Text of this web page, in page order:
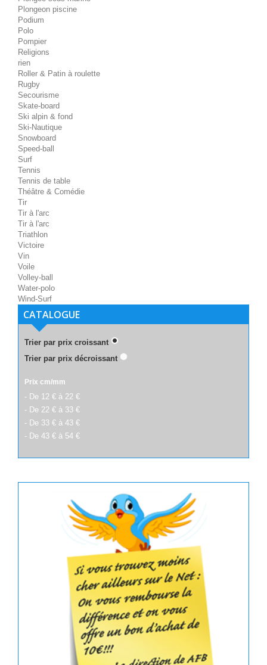
Plongeon piscine
Podium
Polo
Pompier
Religions
rien
Roller & Patin à roulette
Rugby
Secourisme
Skate-board
Ski alpin & fond
Ski-Nautique
Snowboard
Speed-ball
Surf
Tennis
Tennis de table
Théâtre & Comédie
Tir
Tir à l'arc
Tir à l'arc
Triathlon
Victoire
Vin
Voile
Volley-ball
Water-polo
Wind-Surf
CATALOGUE
Trier par prix croissant
Trier par prix décroissant
Prix cm/mm
- De 12 € à 22 €
- De 22 € à 33 €
- De 33 € à 43 €
- De 43 € à 54 €